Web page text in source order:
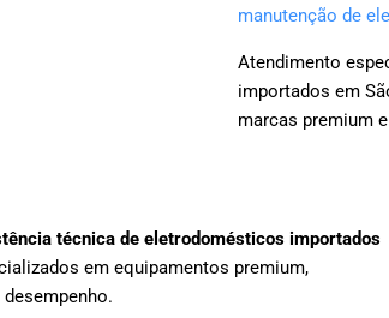
manutenção de
Atendimento
importados em
marcas premium
técnica de eletrodomésticos importados
em equipamentos premium,